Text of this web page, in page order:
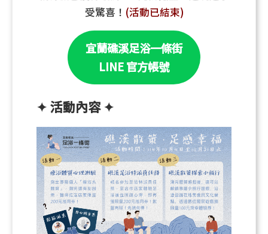
受驚喜！ (活動已結束)
宜蘭礁溪足浴一條街
LINE 官方帳號
✦ 活動內容 ✦